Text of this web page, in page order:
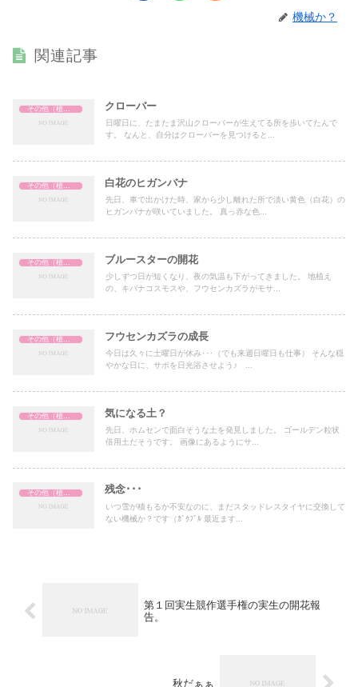
機械か？
関連記事
その他（植物関係） クローバー
日曜日に、たまたま沢山クローバーが生えてる所を歩いてたんで
す。 なんと、自分はクローバーを見つけると...
その他（植物関係） 白花のヒガンバナ
先日、車で出かけた時、家から少し離れた所で淡い黄色（白花）の
ヒガンバナが咲いていました。 真っ赤な色...
その他（植物関係） ブルースターの開花
少しずつ日が短くなり、夜の気温も下がってきました。 地植え
の、キバナコスモスや、フウセンカズラがモサ...
フウセンカズラの成長
今日は久々に土曜日が休み･･･（でも来週日曜日も仕事） そんな穏
やかな日に、サボを日光浴させよう♪ ...
気になる土？
先日、ホムセンで面白そうな土を発見しました。 ゴールデン粒状
倍用土だそうです。 画像にあるようにサ...
残念･･･
いつ雪が積もるか不安なのに、まだスタッドレスタイヤに交換して
ない機械か？です（ｶﾞｸﾌﾞﾙ 最近ます...
第１回実生競作選手権の実生の開花報
告。
秋だぁぁ